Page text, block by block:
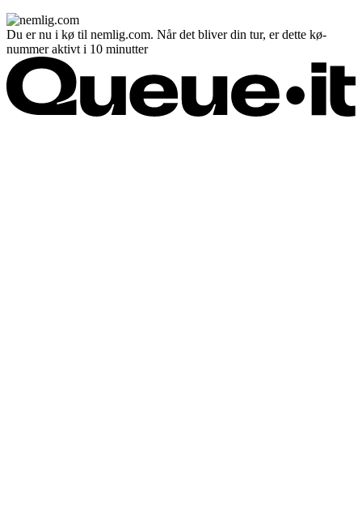
Du er nu i kø til nemlig.com. Når det bliver din tur, er dette kø-
nummer aktivt i 10 minutter